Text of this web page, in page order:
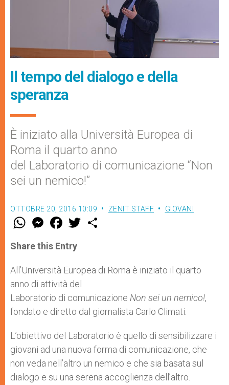
Il tempo del dialogo e della
speranza
È iniziato alla Università Europea di
Roma il quarto anno
del Laboratorio di comunicazione “Non
sei un nemico!”
OTTOBRE 20, 2016 10:09 ZENIT STAFF GIOVANI
W
t
s
p
p
M
e
s
e
g
e
r
F
a
e
b
o
k
w
r
Share this Entry
All’Università Europea di Roma è iniziato il quarto
anno di attività del
Laboratorio di comunicazione Non sei un nemico!,
fondato e diretto dal giornalista Carlo Climati.
L’obiettivo del Laboratorio è quello di sensibilizzare i
giovani ad una nuova forma di comunicazione, che
non veda nell’altro un nemico e che sia basata sul
dialogo e su una serena accoglienza dell’altro.